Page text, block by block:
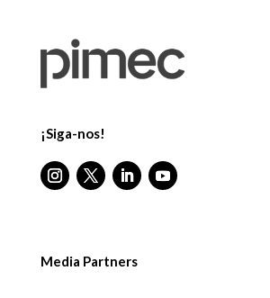
¡Siga-nos!
Media Partners